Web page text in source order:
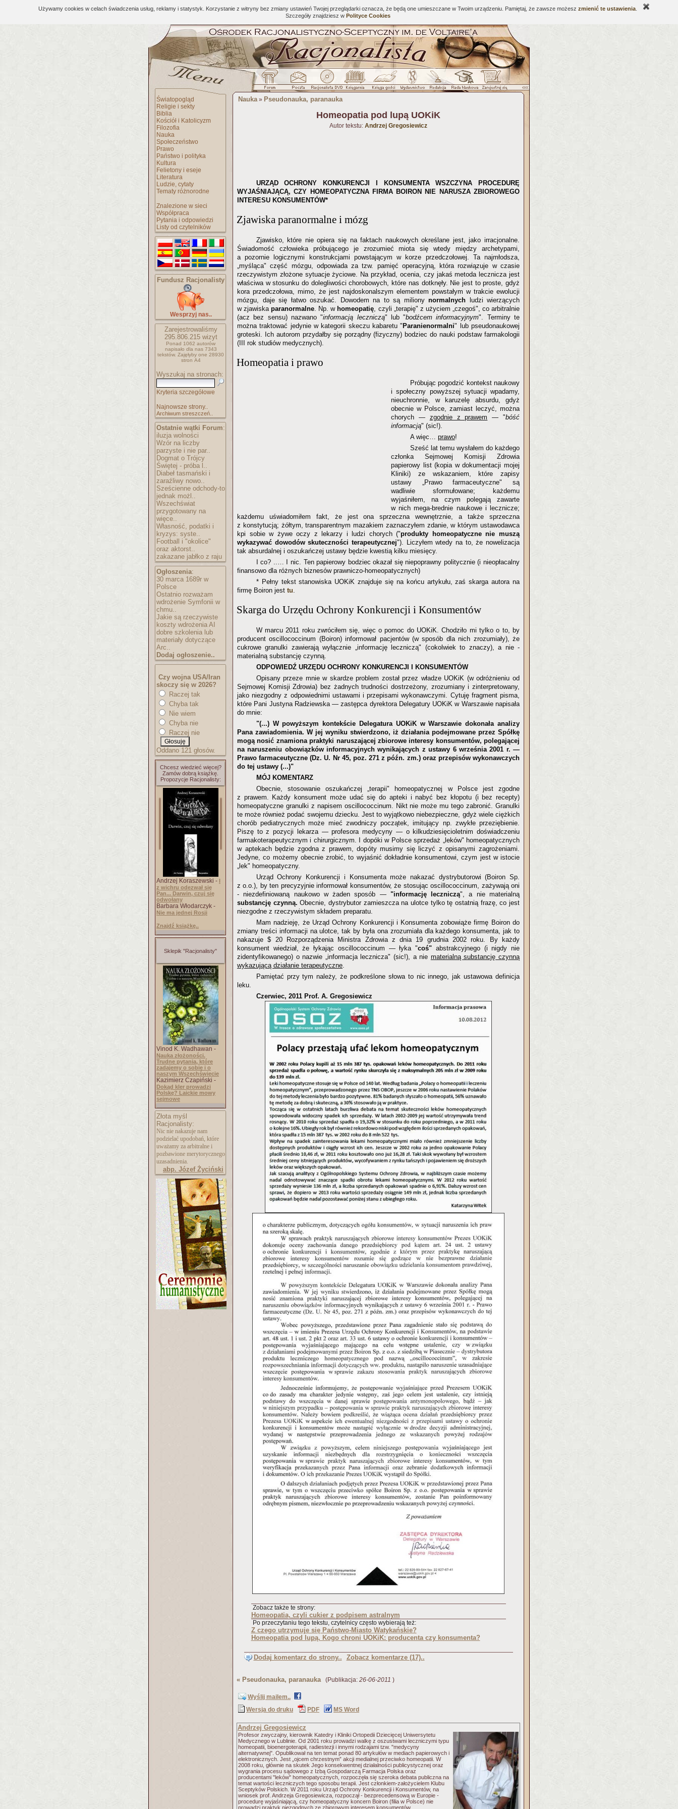
Używamy cookies w celach świadczenia usług, reklamy i statystyk. Korzystanie z witryny bez zmiany ustawień Twojej przeglądarki oznacza, że będą one umieszczane w Twoim urządzeniu. Pamiętaj, że zawsze możesz zmienić te ustawienia
Szczegóły znajdziesz w Polityce Cookies
Światopogląd
Religie i sekty
Biblia
Kościół i Katolicyzm
Filozofia
Nauka
Społeczeństwo
Prawo
Państwo i polityka
Kultura
Felietony i eseje
Literatura
Ludzie, cytaty
Tematy różnorodne
Znalezione w sieci
Współpraca
Pytania i odpowiedzi
Listy od czytelników
Fundusz Racjonalisty
Wesprzyj nas..
Zarejestrowaliśmy
295.806.215wizyt
Ponad 1062 autorów
napisało dla nas 7343
tekstów. Zajęłyby one 28930
stron A4
Wyszukaj na stronach:
Kryteria szczegółowe
Najnowsze strony..
Archiwum streszczeń..
Ostatnie wątki Forum:
iluzja wolności
Wzór na liczby
parzyste i nie par..
Dogmat o Trójcy
Świętej - próba l..
Diabeł tasmański i
zaraźliwy nowo..
Sześcienne odchody-to
jednak możl..
Wszechświat
przygotowany na
więce..
Własność, podatki i
kryzys: syste..
Football i "okolice"
oraz aktorst..
zakazane jabłko z raju
Ogłoszenia:
30 marca 1689r w
Polsce
Ostatnio rozważam
wdrożenie Symfonii w
chmu..
Jakie są rzeczywiste
koszty wdrożenia AI
dobre szkolenia lub
materiały dotyczące
Arc..
Dodaj ogłoszenie..
Czy wojna USA/Iran
skoczy się w 2026?
Raczej tak
Chyba tak
Nie wiem
Chyba nie
Raczej nie
Oddano 121 głosów.
Chcesz wiedzieć więcej?
Zamów dobrą książkę.
Propozycje Racjonalisty:
Andrzej Koraszewski - I
z wichru odezwał się
Pan... Darwin, czuj się
odwołany
Barbara Włodarczyk -
Nie ma jednej Rosji
Znajdź książkę..
Sklepik "Racjonalisty"
Vinod K. Wadhawan -
Nauka złożoności.
Trudne pytania, które
zadajemy o sobie i o
naszym Wszechświecie
Kazimierz Czapiński -
Dokąd kler prowadzi
Polskę? Laickie mowy
sejmowe
Złota myśl
Racjonalisty:
Nic nie nakazuje nam
podzielać upodobań, które
uważamy za arbitralne i
pozbawione merytorycznego
uzasadnienia.
abp. Józef Życiński
Nauka» Pseudonauka, paranauka
Homeopatia pod lupą UOKiK
Autor tekstu: Andrzej Gregosiewicz
URZĄD OCHRONY KONKURENCJI I KONSUMENTA WSZCZYNA PROCEDURĘ
WYJAŚNIAJĄCĄ, CZY HOMEOPATYCZNA FIRMA BOIRON NIE NARUSZA ZBIOROWEGO
INTERESU KONSUMENTÓW*
Zjawiska paranormalne i mózg
Zjawisko, które nie opiera się na faktach naukowych określane jest, jako irracjonalne.
Świadomość człowieka próbującego je zrozumieć miota się wtedy między archetypami,
a pozornie logicznymi konstrukcjami powstającym w korze przedczołowej. Ta najmłodsza,
„myśląca" część mózgu, odpowiada za tzw. pamięć operacyjną, która rozwiązuje w czasie
rzeczywistym złożone sytuacje życiowe. Na przykład, ocenia, czy jakaś metoda lecznicza jest
właściwa w stosunku do dolegliwości chorobowych, które nas dotknęły. Nie jest to proste, gdyż
kora przedczołowa, mimo, że jest najdoskonalszym elementem powstałym w trakcie ewolucji
mózgu, daje się łatwo oszukać. Dowodem na to są miliony normalnych ludzi wierzących
w zjawiskaparanormalne . Np. w homeopatię , czyli „terapię" z użyciem „czegoś", co arbitralnie
(acz bez sensu) nazwano "informacją leczniczą" lub "bodźcem informacyjnym". Terminy te
można traktować jedynie w kategorii skeczu kabaretu " Paranienormalni" lub pseudonaukowej
groteski. Ich autorom przydałby się porządny (fizyczny) bodziec do nauki podstaw farmakologii
(III rok studiów medycznych).
Homeopatia i prawo
Próbując pogodzić kontekst naukowy
i społeczny powyższej sytuacji wpadamy,
nieuchronnie, w karuzelę absurdu, gdyż
obecnie w Polsce, zamiast leczyć, można
chorych — zgodnie z prawem — "bóść
informacją" (sic!).
A więc… prawo!
Sześć lat temu wysłałem do każdego
członka Sejmowej Komisji Zdrowia
papierowy list (kopia w dokumentacji mojej
Kliniki) ze wskazaniem, które zapisy
ustawy „Prawo farmaceutyczne" są
wadliwie sformułowane; każdemu
wyjaśniłem, na czym polegają zawarte
w nich mega-brednie naukowe i lecznicze;
każdemu uświadomiłem fakt, że jest ona sprzeczna wewnętrznie, a także sprzeczna
z konstytucją; żółtym, transparentnym mazakiem zaznaczyłem zdanie, w którym ustawodawca
kpi sobie w żywe oczy z lekarzy i ludzi chorych ("produkty homeopatyczne nie muszą
wykazywać dowodów skuteczności terapeutycznej"). Liczyłem wtedy na to, że nowelizacja
tak absurdalnej i oszukańczej ustawy będzie kwestią kilku miesięcy.
I co? ..… I nic. Ten papierowy bodziec okazał się niepoprawny politycznie (i nieopłacalny
finansowo dla różnych biznesów prawniczo-homeopatycznych)
* Pełny tekst stanowiska UOKiK znajduje się na końcu artykułu, zaś skarga autora na
firmę Boiron jest tu
Skarga do Urzędu Ochrony Konkurencji i Konsumentów
W marcu 2011 roku zwróciłem się, więc o pomoc do UOKiK. Chodziło mi tylko o to, by
producent oscillococcinum (Boiron) informował pacjentów (w sposób dla nich zrozumiały), że
cukrowe granulki zawierają wyłącznie „informację leczniczą" (cokolwiek to znaczy), a nie -
materialną substancję czynną.
ODPOWIEDŹ URZĘDU OCHRONY KONKURENCJI I KONSUMENTÓW
Opisany przeze mnie w skardze problem został przez władze UOKiK (w odróżnieniu od
Sejmowej Komisji Zdrowia) bez żadnych trudności dostrzeżony, zrozumiany i zinterpretowany,
jako niezgodny z odpowiednimi ustawami i przepisami wykonawczymi. Cytuję fragment pisma,
które Pani Justyna Radziewska — zastępca dyrektora Delegatury UOKiK w Warszawie napisała
do mnie:
"(...) W powyższym kontekście Delegatura UOKiK w Warszawie dokonała analizy
Pana zawiadomienia. W jej wyniku stwierdzono, iż działania podejmowane przez Spółkę
mogą nosić znamiona praktyki naruszającej zbiorowe interesy konsumentów, polegającej
na naruszeniu obowiązków informacyjnych wynikających z ustawy 6 września 2001 r. —
Prawo farmaceutyczne (Dz. U. Nr 45, poz. 271 z późn. zm.) oraz przepisów wykonawczych
do tej ustawy (...)"
MÓJ KOMENTARZ
Obecnie, stosowanie oszukańczej „terapii" homeopatycznej w Polsce jest zgodne
z prawem. Każdy konsument może udać się do apteki i nabyć bez kłopotu (i bez recepty)
homeopatyczne granulki z napisem oscillococcinum. Nikt nie może mu tego zabronić. Granulki
te może również podać swojemu dziecku. Jest to wyjątkowo niebezpieczne, gdyż wiele ciężkich
chorób pediatrycznych może mieć zwodniczy początek, imitujący np. zwykłe przeziębienie.
Piszę to z pozycji lekarza — profesora medycyny — o kilkudziesięcioletnim doświadczeniu
farmakoterapeutycznym i chirurgicznym. I dopóki w Polsce sprzedaż „leków" homeopatycznych
w aptekach będzie zgodna z prawem, dopóty musimy się liczyć z opisanymi zagrożeniami.
Jedyne, co możemy obecnie zrobić, to wyjaśnić dokładnie konsumentowi, czym jest w istocie
„lek" homeopatyczny.
Urząd Ochrony Konkurencji i Konsumenta może nakazać dystrybutorowi (Boiron Sp.
z o.o.), by ten precyzyjnie informował konsumentów, że stosując oscillococcinum, zażywają oni
- niezdefiniowaną naukowo w żaden sposób — "informację leczniczą", a nie materialną
substancję czynną.Obecnie, dystrybutor zamieszcza na ulotce tylko tę ostatnią frazę, co jest
niezgodne z rzeczywistym składem preparatu.
Mam nadzieję, że Urząd Ochrony Konkurencji i Konsumenta zobowiąże firmę Boiron do
zmiany treści informacji na ulotce, tak by była ona zrozumiała dla każdego konsumenta, jak to
nakazuje $ 20 Rozporządzenia Ministra Zdrowia z dnia 19 grudnia 2002 roku. By każdy
konsument wiedział, że łykając oscillococcinum — łyka "coś" abstrakcyjnego (i nigdy nie
zidentyfikowanego) o nazwie „informacja lecznicza" (sic!), a nie materialną substancję czynną
wykazującą działanie terapeutyczne
Pamiętać przy tym należy, że podkreślone słowa to nic innego, jak ustawowa definicja
leku.
Czerwiec, 2011 Prof. A. Gregosiewicz
Zobacz także te strony:
Homeopatia, czyli cukier z podpisem astralnym
Po przeczytaniu tego tekstu, czytelnicy często wybierają też:
Z czego utrzymuje się Państwo-Miasto Watykańskie?
Homeopatia pod lupą. Kogo chroni UOKiK: producenta czy konsumenta?
Dodaj komentarz do strony.. Zobacz komentarze (17)..
« Pseudonauka, paranauka (Publikacja: 26-06-2011 )
Wyślij mailem..
Wersja do druku
PDF MS Word
Andrzej Gregosiewicz
Profesor zwyczajny, kierownik Katedry i Kliniki Ortopedii Dziecięcej Uniwersytetu
Medycznego w Lublinie. Od 2001 roku prowadzi walkę z oszustwami leczniczymi typu
homeopatii, bioenergoterapii, radiestezji i innymi rodzajami tzw. "medycyny
alternatywnej". Opublikował na ten temat ponad 80 artykułów w mediach papierowych i
elektronicznych. Jest „ojcem chrzestnym” akcji medialnej przeciwko homeopatii. W
2008 roku, głównie na skutek Jego konsekwentnej działalności publicystycznej oraz
wygrania procesu sądowego z Izbą Gospodarczą Farmacja Polska oraz
producentami "leków" homeopatycznych, rozpoczęła się szeroka debata publiczna na
temat wartości leczniczych tego sposobu terapii. Jest członkiem-założycielem Klubu
Sceptyków Polskich. W 2011 roku Urząd Ochrony Konkurencji i Konsumentów, na
wniosek prof. Andrzeja Gregosiewicza, rozpoczął - bezprecedensową w Europie -
procedurę wyjaśniającą, czy homeopatyczny koncern Boiron (filia w Polsce) nie
prowadzi praktyk niezgodnych ze zbiorowym interesem konsumentów.